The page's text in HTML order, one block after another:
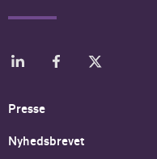
Presse
Nyhedsbrevet